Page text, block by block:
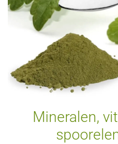
Mineralen,